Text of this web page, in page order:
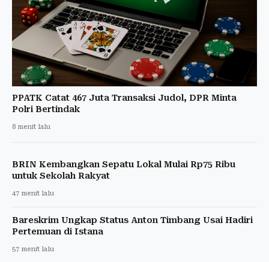
PPATK Catat 467 Juta Transaksi Judol, DPR Minta
Polri Bertindak
8 menit lalu
BRIN Kembangkan Sepatu Lokal Mulai Rp75 Ribu
untuk Sekolah Rakyat
47 menit lalu
Bareskrim Ungkap Status Anton Timbang Usai Hadiri
Pertemuan di Istana
57 menit lalu